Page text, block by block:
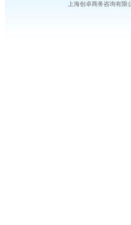
上海创卓商务咨询有限